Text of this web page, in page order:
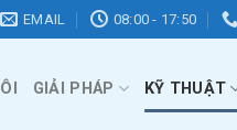
EMAIL 08:00 - 17:50
GIẢI PHÁP KỸ THUẬT